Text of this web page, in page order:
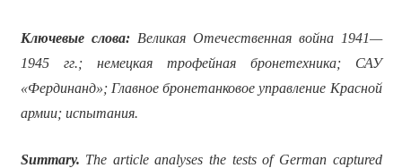
Ключевые слова:Великая Отечественная война 1941—
1945 гг.; немецкая трофейная бронетехника; САУ
«Фердинанд»; Главное бронетанковое управление Красной
армии; испытания.
Summary. The article analyses the tests of German captured